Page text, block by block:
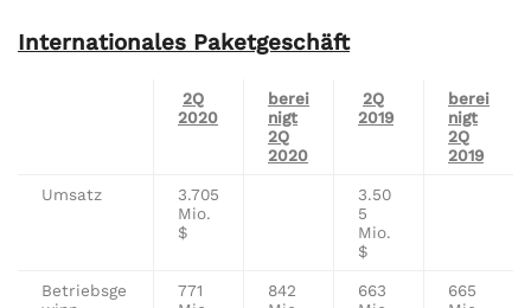
Internationales Paketgeschäft
2Q
2020
berei
nigt
2Q
2020
2Q
2019
berei
nigt
2Q
2019
Umsatz
3.705
Mio.
$
3.50
5
Mio.
$
Betriebsge
771
842
663
665